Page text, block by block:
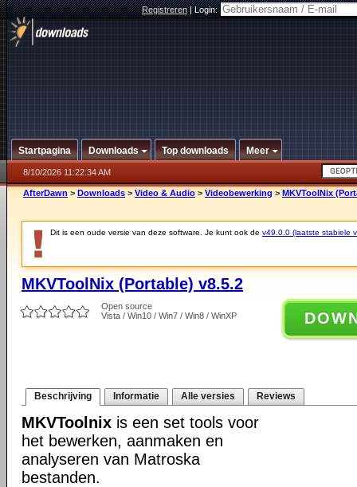
Registreren|Login:
Startpagina Downloads Top downloads Meer
8/10/2026 11:22:34 AM
AfterDawn > Downloads > Video & Audio > Videobewerking > MKVToolNix
Dit is een oude versie van deze software. Je kunt ook de v49.0.0 (laatste stabiele
MKVToolNix (Portable) v8.5.2
Open source
Vista / Win10 / Win7 / Win8 / WinXP
Beschrijving Informatie Alle versies Reviews
MKVToolnix is een set tools voor
het bewerken, aanmaken en
analyseren van Matroska
bestanden.